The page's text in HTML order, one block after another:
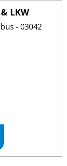
LKW
- 03042